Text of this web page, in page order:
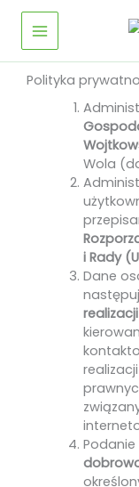
Przejdź
treści
Main
Menu
Polityka
Wola
i Rady
Dane